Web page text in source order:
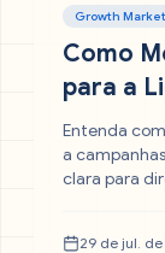
Growth
Como
para a
Entenda
a
clara para
29 de jul.